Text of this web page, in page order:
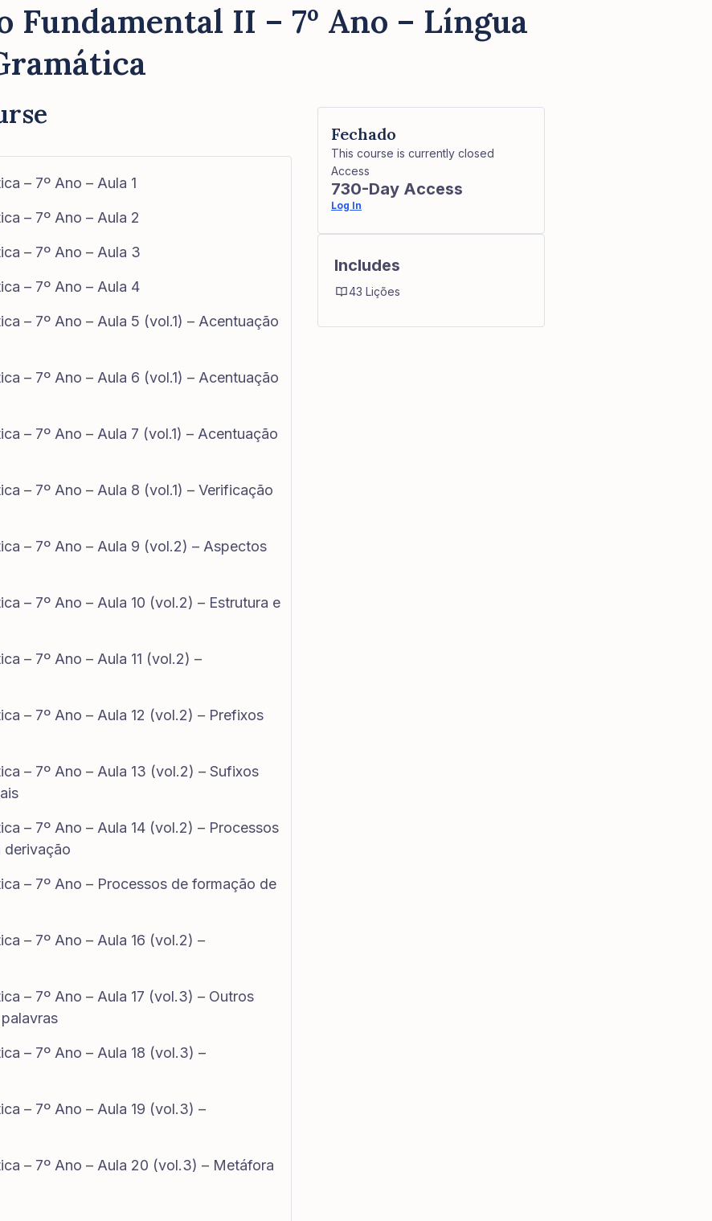
Fundamental II – 7º Ano – Língua
– 7º Ano – Aula 1
– 7º Ano – Aula 2
– 7º Ano – Aula 3
– 7º Ano – Aula 4
– 7º Ano – Aula 5 (vol.1) – Acentuação
– 7º Ano – Aula 6 (vol.1) – Acentuação
– 7º Ano – Aula 7 (vol.1) – Acentuação
– 7º Ano – Aula 8 (vol.1) – Verificação
– 7º Ano – Aula 9 (vol.2) – Aspectos
– 7º Ano – Aula 10 (vol.2) – Estrutura e
– 7º Ano – Aula 11 (vol.2) –
– 7º Ano – Aula 12 (vol.2) – Prefixos
– 7º Ano – Aula 13 (vol.2) – Sufixos
– 7º Ano – Aula 14 (vol.2) – Processos
derivação
– 7º Ano – Processos de formação de
– 7º Ano – Aula 16 (vol.2) –
– 7º Ano – Aula 17 (vol.3) – Outros
– 7º Ano – Aula 18 (vol.3) –
– 7º Ano – Aula 19 (vol.3) –
– 7º Ano – Aula 20 (vol.3) – Metáfora
Fechado
This course is currently closed
Access
730-Day Access
Log In
Includes
43 Lições